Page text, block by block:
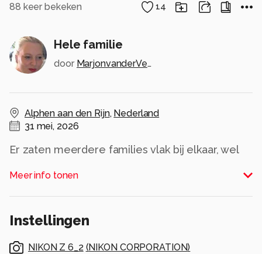
88 keer bekeken 14
Hele familie
door MarjonvanderVegt1967
Alphen aan den Rijn, Nederland
31 mei, 2026
Er zaten meerdere families vlak bij elkaar, wel
Wens iedereen 'n fijne zondag toe.
Lieve groet, Marjon
Alle rechten voorbehouden
Meer info tonen
Instellingen
NIKON Z 6_2 (NIKON CORPORATION)